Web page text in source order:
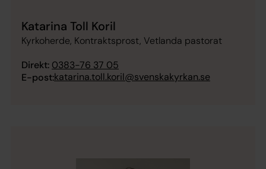
Katarina Toll Koril
Kyrkoherde, Kontraktsprost, Vetlanda pastorat
Direkt: 0383-76 37 05
E-post:katarina.toll.koril@svenskakyrkan.se